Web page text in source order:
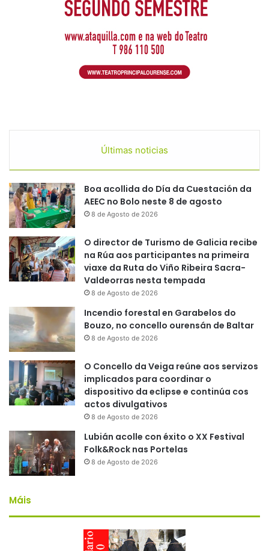
Últimas noticias
Boa acollida do Día da Cuestación da
AEEC no Bolo neste 8 de agosto
8 de Agosto de 2026
O director de Turismo de Galicia recibe
na Rúa aos participantes na primeira
viaxe da Ruta do Viño Ribeira Sacra-
Valdeorras nesta tempada
8 de Agosto de 2026
Incendio forestal en Garabelos do
Bouzo, no concello ourensán de Baltar
8 de Agosto de 2026
O Concello da Veiga reúne aos servizos
implicados para coordinar o
dispositivo da eclipse e continúa cos
actos divulgativos
8 de Agosto de 2026
Lubián acolle con éxito o XX Festival
Folk&Rock nas Portelas
8 de Agosto de 2026
Máis